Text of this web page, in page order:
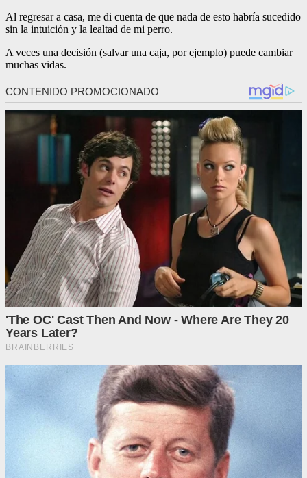
Al regresar a casa, me di cuenta de que nada de esto habría sucedido
sin la intuición y la lealtad de mi perro.
A veces una decisión (salvar una caja, por ejemplo) puede cambiar
muchas vidas.